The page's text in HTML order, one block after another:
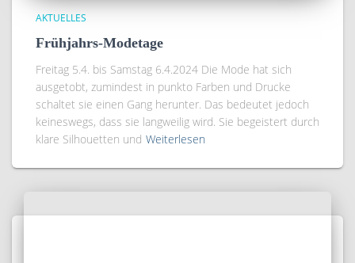
AKTUELLES
Frühjahrs-Modetage
Freitag 5.4. bis Samstag 6.4.2024 Die Mode hat sich
ausgetobt, zumindest in punkto Farben und Drucke
schaltet sie einen Gang herunter. Das bedeutet jedoch
keineswegs, dass sie langweilig wird. Sie begeistert durch
klare Silhouetten und Weiterlesen